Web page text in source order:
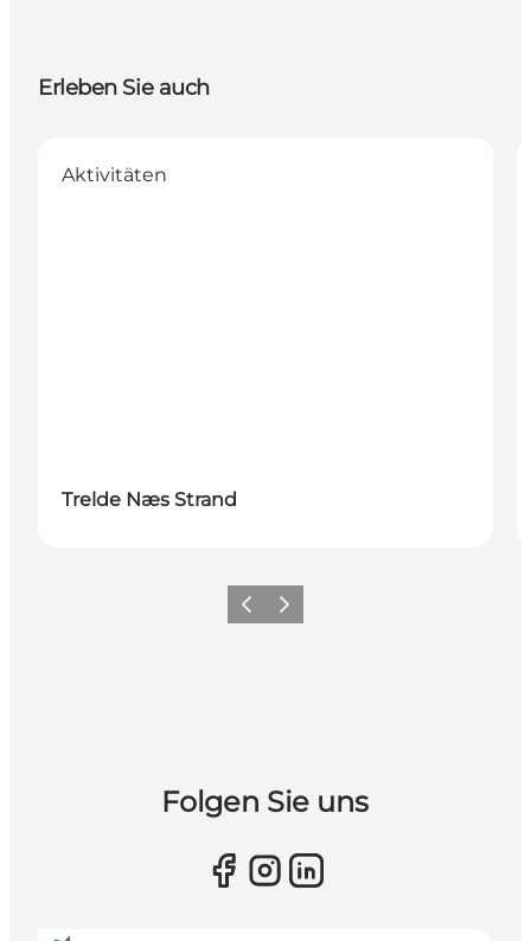
Erleben Sie auch
Aktivitäten
Trelde Næs Strand
Vorherige Folie
Nächste Folie
Folgen Sie uns